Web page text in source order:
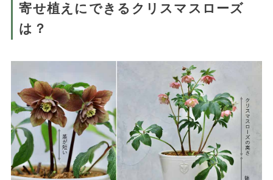
寄せ植えにできるクリスマスローズ
は？